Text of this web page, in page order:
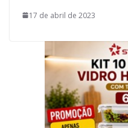
17 de abril de 2023